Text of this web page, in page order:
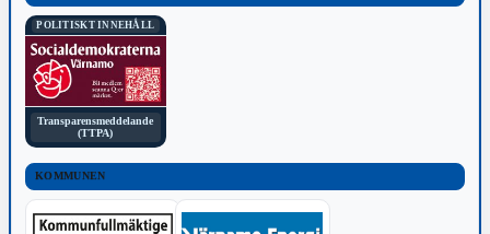
POLITISKT INNEHÅLL
Transparensmeddelande
(TTPA)
KOMMUNEN